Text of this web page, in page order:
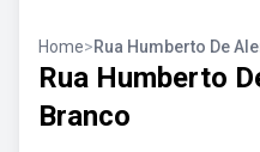
Home>Rua Humberto De
Rua Humberto
Branco